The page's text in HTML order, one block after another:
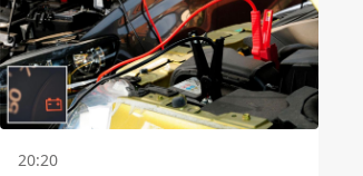
20:20